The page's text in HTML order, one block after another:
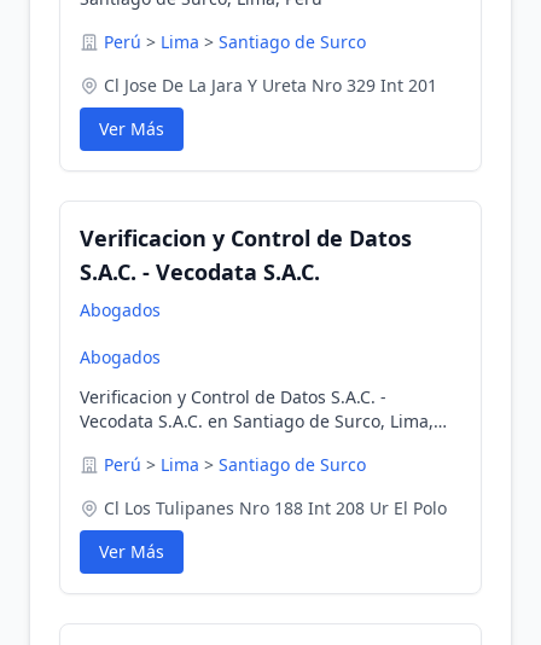
Perú > Lima > Santiago de Surco
Cl Jose De La Jara Y Ureta Nro 329 Int 201
Ver Más
Verificacion y Control de Datos
S.A.C. - Vecodata S.A.C.
Abogados
Abogados
Verificacion y Control de Datos S.A.C. -
Vecodata S.A.C. en Santiago de Surco, Lima,
Perú > Lima > Santiago de Surco
Cl Los Tulipanes Nro 188 Int 208 Ur El Polo
Ver Más